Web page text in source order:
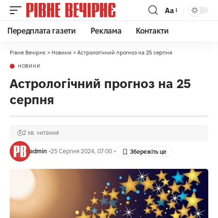
Аа
Передплата газети Реклама Контакти
Рівне Вечірнє > Новини > Астрологічний прогноз на 25 серпня
НОВИНИ
Астрологічний прогноз на 25
серпня
admin 25 Серпня 2024, 07:00
2 хв. читання